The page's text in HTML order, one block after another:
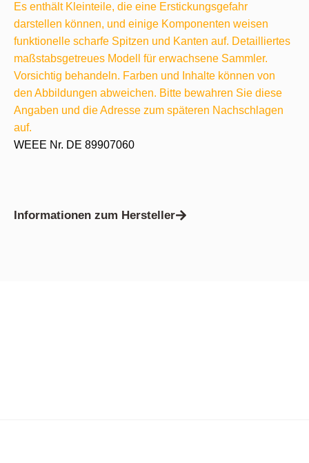
Es enthält Kleinteile, die eine Erstickungsgefahr
darstellen können, und einige Komponenten weisen
funktionelle scharfe Spitzen und Kanten auf. Detailliertes
maßstabsgetreues Modell für erwachsene Sammler.
Vorsichtig behandeln. Farben und Inhalte können von
den Abbildungen abweichen. Bitte bewahren Sie diese
Angaben und die Adresse zum späteren Nachschlagen
auf.
WEEE Nr. DE 89907060
Informationen zum Hersteller